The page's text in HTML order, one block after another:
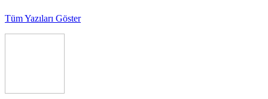
Tüm Yazıları Göster